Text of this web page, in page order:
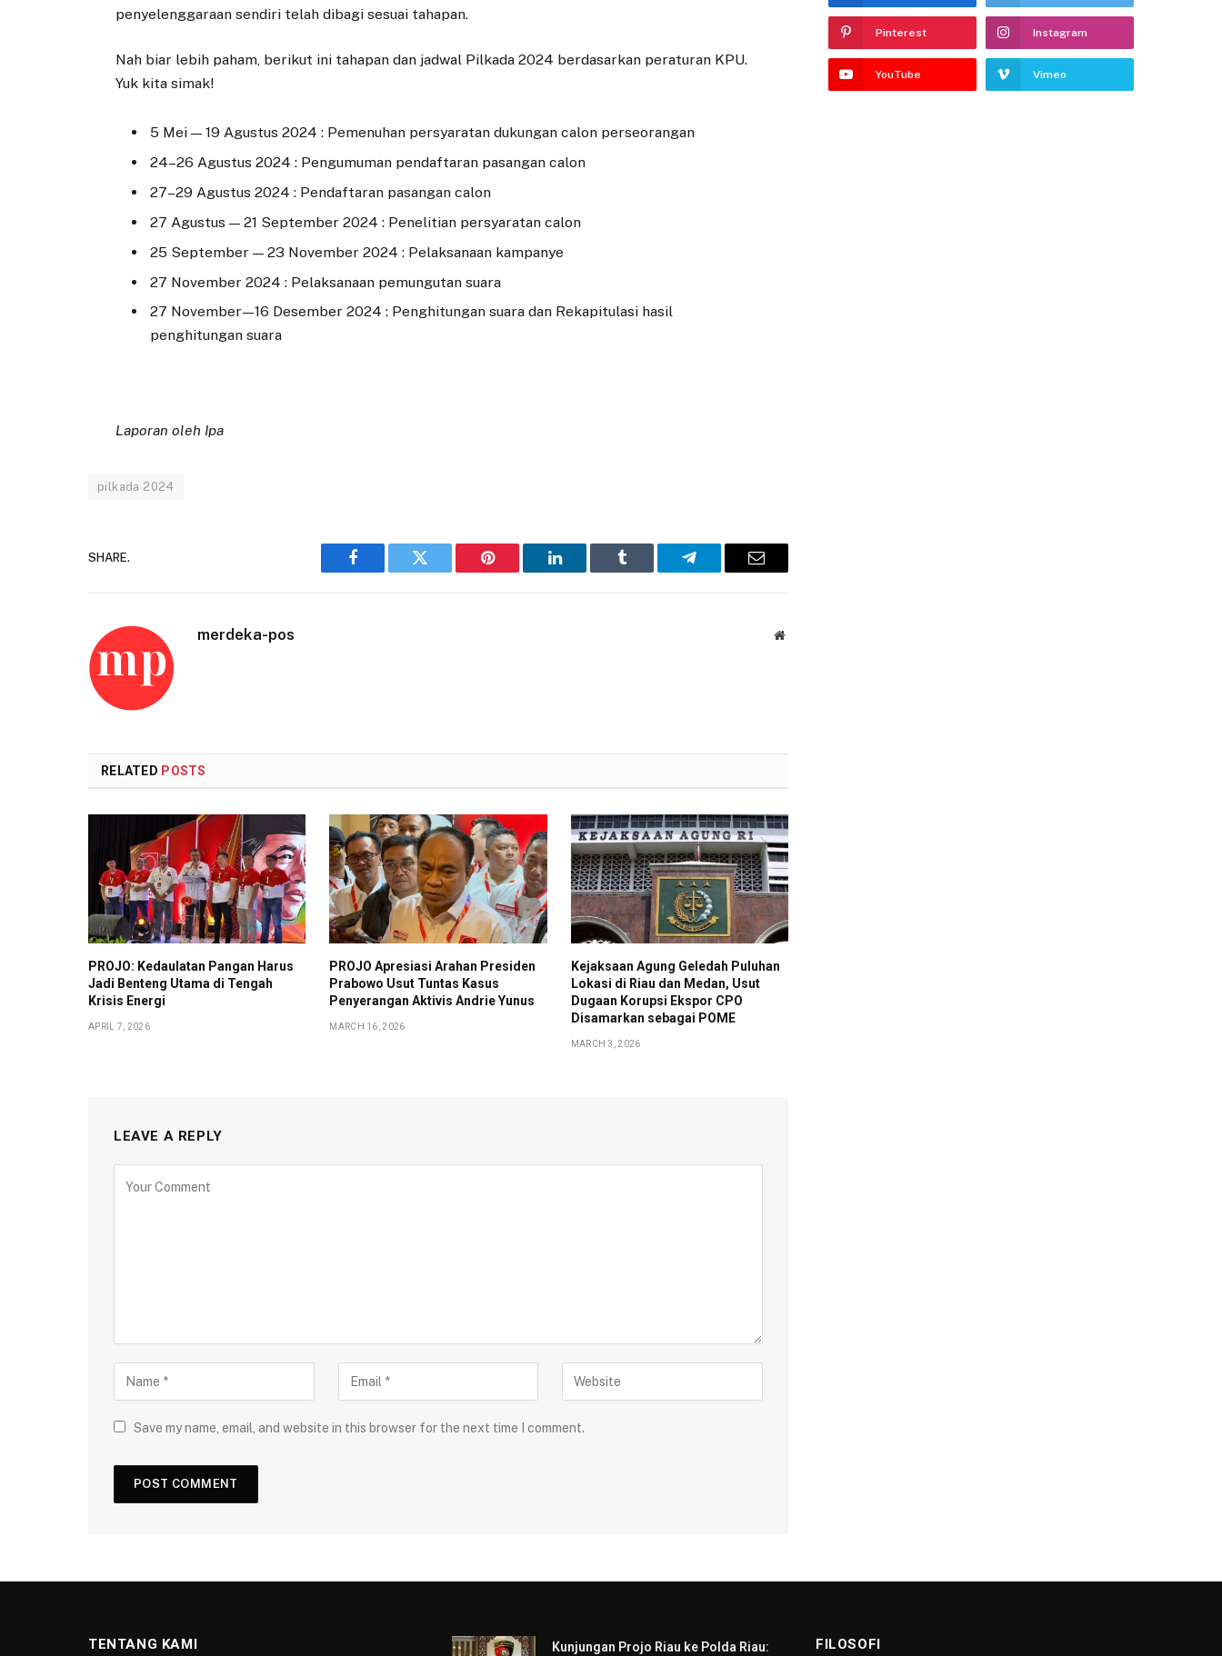
penyelenggaraan sendiri telah dibagi sesuai tahapan.
Nah biar lebih paham, berikut ini tahapan dan jadwal Pilkada 2024 berdasarkan peraturan KPU.
Yuk kita simak!
5 Mei — 19 Agustus 2024 : Pemenuhan persyaratan dukungan calon perseorangan
24–26 Agustus 2024 : Pengumuman pendaftaran pasangan calon
27–29 Agustus 2024 : Pendaftaran pasangan calon
27 Agustus — 21 September 2024 : Penelitian persyaratan calon
25 September — 23 November 2024 : Pelaksanaan kampanye
27 November 2024 : Pelaksanaan pemungutan suara
27 November — 16 Desember 2024 : Penghitungan suara dan Rekapitulasi hasil
penghitungan suara
Laporan oleh Ipa
pilkada 2024
SHARE.
Facebook Twitter Pinterest LinkedIn Tumblr Telegram Email
merdeka-pos Website
RELATED POSTS
PROJO: Kedaulatan Pangan Harus
Jadi Benteng Utama di Tengah
Krisis Energi
APRIL 7, 2026
PROJO Apresiasi Arahan Presiden
Prabowo Usut Tuntas Kasus
Penyerangan Aktivis Andrie Yunus
MARCH 16, 2026
Kejaksaan Agung Geledah Puluhan
Lokasi di Riau dan Medan, Usut
Dugaan Korupsi Ekspor CPO
Disamarkan sebagai POME
MARCH 3, 2026
LEAVE A REPLY
Save my name, email, and website in this browser for the next time I comment.
Pinterest Instagram
YouTube Vimeo
TENTANG KAMI Kunjungan Projo Riau ke Polda Riau: FILOSOFI